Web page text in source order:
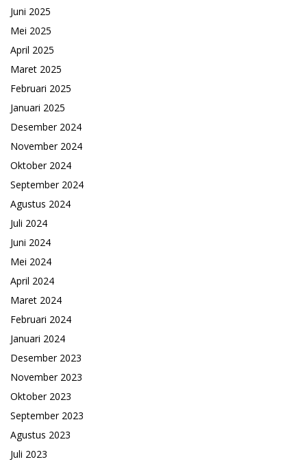
Juni 2025
Mei 2025
April 2025
Maret 2025
Februari 2025
Januari 2025
Desember 2024
November 2024
Oktober 2024
September 2024
Agustus 2024
Juli 2024
Juni 2024
Mei 2024
April 2024
Maret 2024
Februari 2024
Januari 2024
Desember 2023
November 2023
Oktober 2023
September 2023
Agustus 2023
Juli 2023